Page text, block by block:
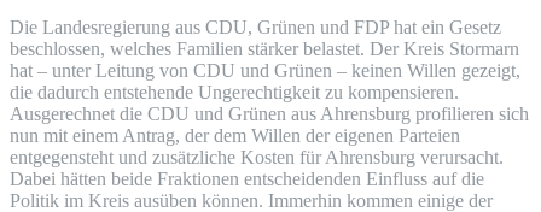
Die Landesregierung aus CDU, Grünen und FDP hat ein Gesetz
beschlossen, welches Familien stärker belastet. Der Kreis Stormarn
hat – unter Leitung von CDU und Grünen – keinen Willen gezeigt,
die dadurch entstehende Ungerechtigkeit zu kompensieren.
Ausgerechnet die CDU und Grünen aus Ahrensburg profilieren sich
nun mit einem Antrag, der dem Willen der eigenen Parteien
entgegensteht und zusätzliche Kosten für Ahrensburg verursacht.
Dabei hätten beide Fraktionen entscheidenden Einfluss auf die
Politik im Kreis ausüben können. Immerhin kommen einige der